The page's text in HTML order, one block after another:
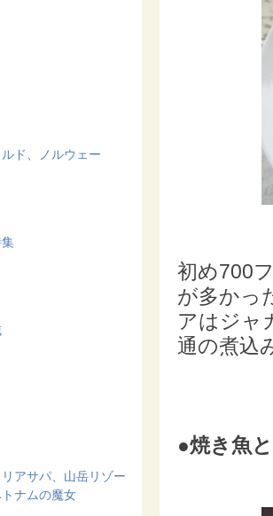
ド、ノルウェー
アサパ、山岳リゾー
ナムの魔女
初め700
が多かっ
アはジャ
通の煮込
●焼き魚